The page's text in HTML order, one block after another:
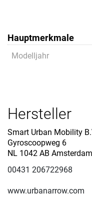
Hauptmerkmale
Modelljahr
Hersteller
Smart Urban Mobility
Gyroscoopweg 6
NL 1042 AB Amsterdam
00431 206722968
www.urbanarrow.com